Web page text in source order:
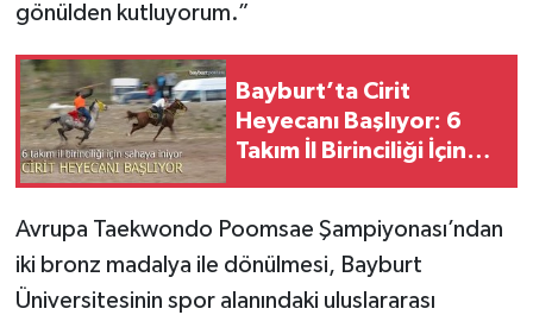
gönülden kutluyorum.”
Bayburt’ta Cirit
Heyecanı Başlıyor: 6
Takım İl Birinciliği İçin
Avrupa Taekwondo Poomsae Şampiyonası’ndan
iki bronz madalya ile dönülmesi, Bayburt
Üniversitesinin spor alanındaki uluslararası